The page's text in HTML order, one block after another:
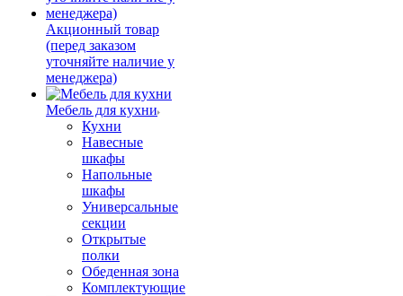
Акционный товар
(перед заказом
уточняйте наличие у
менеджера)
Мебель для кухни
Кухни
Навесные
шкафы
Напольные
шкафы
Универсальные
секции
Открытые
полки
Обеденная зона
Комплектующие